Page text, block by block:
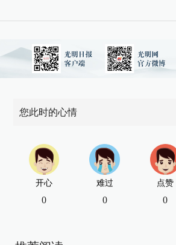
您此时的心情
开心
0
难过
0
点赞
0